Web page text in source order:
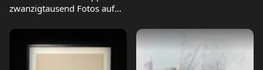
zwanzigtausend Fotos auf
zum...